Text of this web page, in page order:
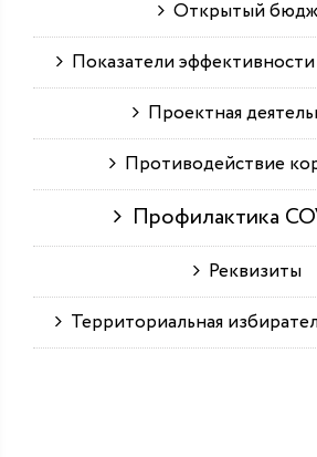
Открытый
Показатели
Проектная
Противодействие
Профилактика
Реквизиты
Территориальная